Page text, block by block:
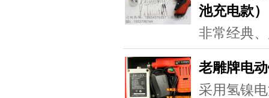
池充电款）
非常经典
老雕牌电
采用氢镍